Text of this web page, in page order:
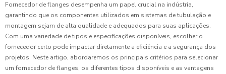
Fornecedor de flanges desempenha um papel crucial na indústria,
garantindo que os componentes utilizados em sistemas de tubulação e
montagem sejam de alta qualidade e adequados para suas aplicações.
Com uma variedade de tipos e especificações disponíveis, escolher o
fornecedor certo pode impactar diretamente a eficiência e a segurança dos
projetos. Neste artigo, abordaremos os principais critérios para selecionar
um fornecedor de flanges, os diferentes tipos disponíveis e as vantagens